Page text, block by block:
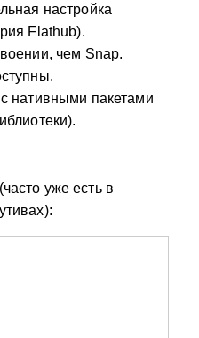
настройка
Flathub).
чем Snap.
нативными пакетами
(часто уже есть в